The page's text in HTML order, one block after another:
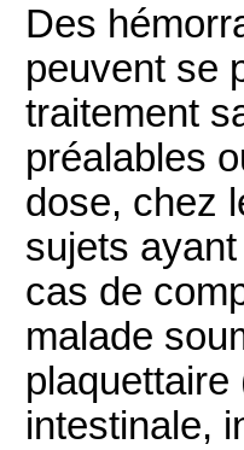
Des
peuvent se
traitement
préalables
dose, chez
sujets
cas de
malade
intestinale,